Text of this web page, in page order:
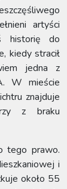
artyści
historię do
kiedy stracił
jedna z
W mieście
znajduje
z braku
tego prawo.
i
około 55